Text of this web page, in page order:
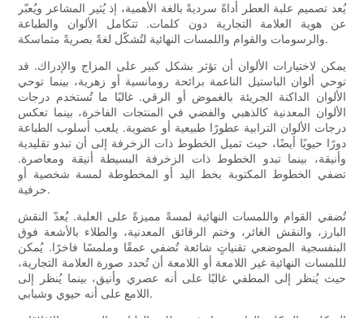
يُعد تصميم علبة العطر أداةً سرديةً بالغة الأهمية، إذ يُثير المشاعر ويُعبّر
عن هوية العلامة التجارية دون كلمات. تتكامل الألوان والطباعة
والرسومات والقوام واللمسات النهائية لتُشكّل لغةً بصريةً متماسكة.
يمكن لاختيارات الألوان أن تؤثر بشكل كبير على المزاج والإدراك. قد
توحي ألوان الباستيل الناعمة برائحة رومانسية أو زهرية، بينما توحي
الألوان الداكنة الجريئة بالغموض أو الرقي. غالبًا ما تُستخدم درجات
الألوان المعدنية كالذهبي والفضي في المنتجات الفاخرة، بينما تعكس
درجات الألوان الترابية عطورًا طبيعية أو عضوية. يلعب أسلوب الطباعة
دورًا حيويًا أيضًا، حيث تميل الخطوط ذات الزخرفة إلى أن تبدو تقليدية
وأنيقة، بينما تبدو الخطوط ذات الزخرفة البسيطة أنيقة ومعاصرة.
تضفي الخطوط المكتوبة بخط اليد أو المخطوطة لمسة شخصية أو
حرفية.
تُضفي القوام واللمسات النهائية لمسةً مميزةً على العلبة. يُعدّ النقش
البارز، والنقش الغائر، وختم الرقائق المعدنية، والطلاء بالأشعة فوق
البنفسجية الموضعي تقنياتٍ شائعة تُضفي عمقًا وملمسًا فاخرًا. يُمكن
لللمسات النهائية غير اللامعة أو اللامعة أن تُحدد صورة العلامة التجارية،
حيث يُنظر إلى المطفي غالبًا على أنه عصري وأنيق، بينما يُنظر إلى
اللامع على أنه حيوي وشبابي.